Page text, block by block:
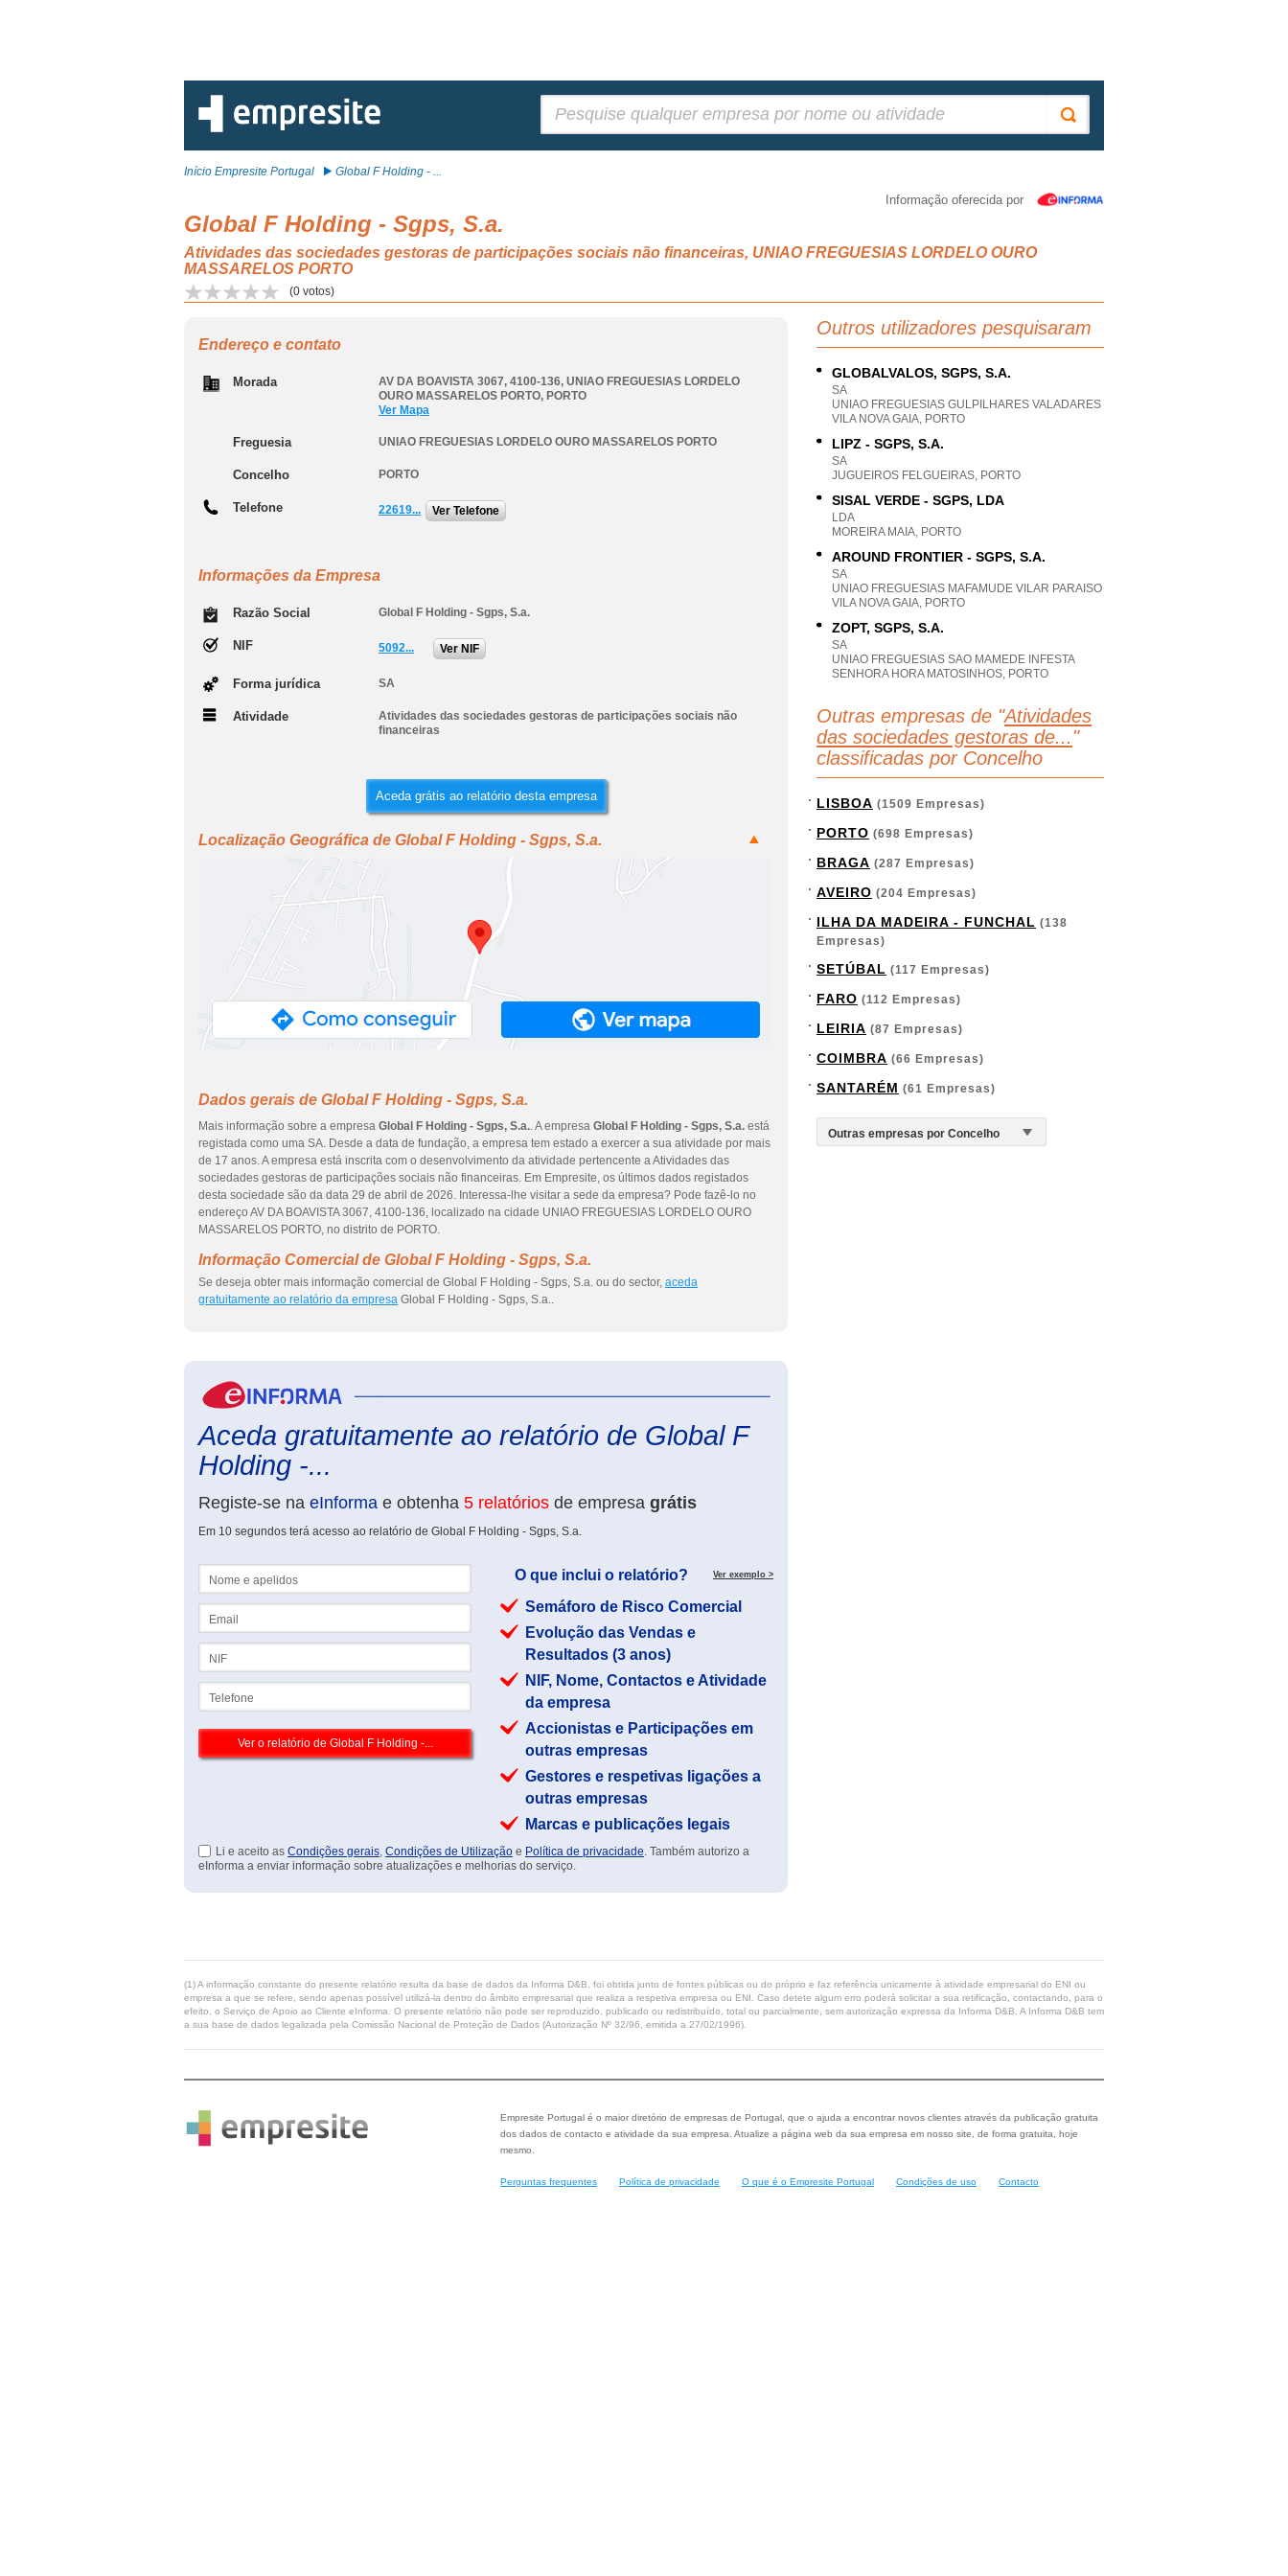
Início Empresite Portugal Global F Holding - ...
Informação oferecida por
Global F Holding - Sgps, S.a.
Atividades das sociedades gestoras de participações sociais não financeiras, UNIAO FREGUESIAS LORDELO OURO
MASSARELOS PORTO
(0 votos)
Endereço e contato
Morada AV DA BOAVISTA 3067, 4100-136, UNIAO FREGUESIAS LORDELO
OURO MASSARELOS PORTO, PORTO
Ver Mapa
Freguesia UNIAO FREGUESIAS LORDELO OURO MASSARELOS PORTO
Concelho PORTO
Telefone 22619... Ver Telefone
Informações da Empresa
Razão Social Global F Holding - Sgps, S.a.
NIF 5092... Ver NIF
Forma jurídica SA
Atividade
Atividades das sociedades gestoras de participações sociais não
financeiras
Aceda grátis ao relatório desta empresa
Localização Geográfica de Global F Holding - Sgps, S.a.
Dados gerais de Global F Holding - Sgps, S.a.
Mais informação sobre a empresa Global F Holding - Sgps, S.a.. A empresa Global F Holding - Sgps, S.a. está
registada como uma SA. Desde a data de fundação, a empresa tem estado a exercer a sua atividade por mais
de 17 anos. A empresa está inscrita com o desenvolvimento da atividade pertencente a Atividades das
sociedades gestoras de participações sociais não financeiras. Em Empresite, os últimos dados registados
desta sociedade são da data 29 de abril de 2026. Interessa-lhe visitar a sede da empresa? Pode fazê-lo no
endereço AV DA BOAVISTA 3067, 4100-136, localizado na cidade UNIAO FREGUESIAS LORDELO OURO
MASSARELOS PORTO, no distrito de PORTO.
Informação Comercial de Global F Holding - Sgps, S.a.
Se deseja obter mais informação comercial de Global F Holding - Sgps, S.a. ou do sector, aceda
gratuitamente ao relatório da empresa Global F Holding - Sgps, S.a..
Aceda gratuitamente ao relatório de Global F
Holding -...
Registe-se na eInforma e obtenha 5 relatórios de empresa grátis
Em 10 segundos terá acesso ao relatório de Global F Holding - Sgps, S.a.
O que inclui o relatório? Ver exemplo >
Semáforo de Risco Comercial
Evolução das Vendas e
Resultados (3 anos)
NIF, Nome, Contactos e Atividade
da empresa
Accionistas e Participações em
outras empresas
Gestores e respetivas ligações a
outras empresas
Marcas e publicações legais
Li e aceito as Condições gerais, Condições de Utilização e Política de privacidade. Também autorizo a
eInforma a enviar informação sobre atualizações e melhorias do serviço.
Outros utilizadores pesquisaram
GLOBALVALOS, SGPS, S.A.
SA
UNIAO FREGUESIAS GULPILHARES VALADARES
VILA NOVA GAIA, PORTO
LIPZ - SGPS, S.A.
SA
JUGUEIROS FELGUEIRAS, PORTO
SISAL VERDE - SGPS, LDA
LDA
MOREIRA MAIA, PORTO
AROUND FRONTIER - SGPS, S.A.
SA
UNIAO FREGUESIAS MAFAMUDE VILAR PARAISO
VILA NOVA GAIA, PORTO
ZOPT, SGPS, S.A.
SA
UNIAO FREGUESIAS SAO MAMEDE INFESTA
SENHORA HORA MATOSINHOS, PORTO
Outras empresas de "Atividades
das sociedades gestoras de... "
classificadas por Concelho
LISBOA (1509 Empresas)
PORTO (698 Empresas)
BRAGA (287 Empresas)
AVEIRO (204 Empresas)
ILHA DA MADEIRA - FUNCHAL (138
Empresas)
SETÚBAL (117 Empresas)
FARO (112 Empresas)
LEIRIA (87 Empresas)
COIMBRA (66 Empresas)
SANTARÉM (61 Empresas)
(1) A informação constante do presente relatório resulta da base de dados da Informa D&B, foi obtida junto de fontes públicas ou do próprio e faz referência unicamente à atividade empresarial do ENI ou
empresa a que se refere, sendo apenas possível utilizá-la dentro do âmbito empresarial que realiza a respetiva empresa ou ENI. Caso detete algum erro poderá solicitar a sua retificação, contactando, para o
efeito, o Serviço de Apoio ao Cliente eInforma. O presente relatório não pode ser reproduzido, publicado ou redistribuído, total ou parcialmente, sem autorização expressa da Informa D&B. A Informa D&B tem
a sua base de dados legalizada pela Comissão Nacional de Proteção de Dados (Autorização Nº 32/96, emitida a 27/02/1996).
Empresite Portugal é o maior diretório de empresas de Portugal, que o ajuda a encontrar novos clientes através da publicação gratuita
dos dados de contacto e atividade da sua empresa. Atualize a página web da sua empresa em nosso site, de forma gratuita, hoje
mesmo.
Perguntas frequentes Política de privacidade O que é o Empresite Portugal Condições de uso Contacto